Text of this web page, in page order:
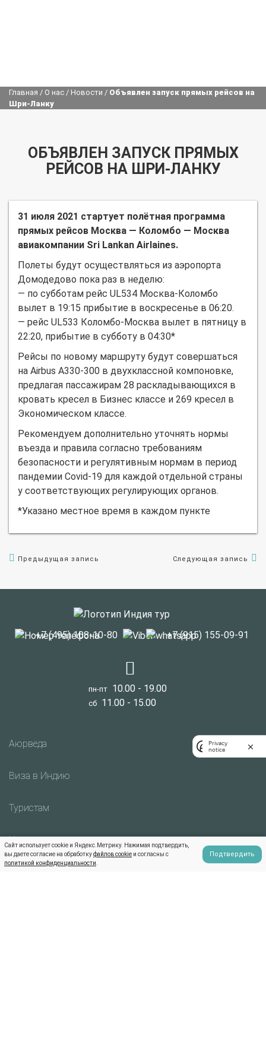
Главная / О нас / Новости / Объявлен запуск прямых рейсов на
Шри-Ланку
ОБЪЯВЛЕН ЗАПУСК ПРЯМЫХ
РЕЙСОВ НА ШРИ-ЛАНКУ
31 июля 2021 стартует полётная программа
прямых рейсов Москва — Коломбо — Москва
авиакомпании Sri Lankan Airlaines.
Полеты будут осуществляться из аэропорта
Домодедово пока раз в неделю:
— по субботам рейс UL534 Москва-Коломбо
вылет в 19:15 прибытие в воскресенье в 06:20.
— рейс UL533 Коломбо-Москва вылет в пятницу в
22:20, прибытие в субботу в 04:30*
Рейсы по новому маршруту будут совершаться
на Airbus A330-300 в двухклассной компоновке,
предлагая пассажирам 28 раскладывающихся в
кровать кресел в Бизнес классе и 269 кресел в
Экономическом классе.
Рекомендуем дополнительно уточнять нормы
въезда и правила согласно требованиям
безопасности и регулятивным нормам в период
пандемии Covid-19 для каждой отдельной страны
у соответствующих регулирующих органов.
*Указано местное время в каждом пункте
Предыдущая запись Следующая запись
+7 (495) 108-10-80 +7 (915) 155-09-91
пн-пт 10.00 - 19.00
сб 11.00 - 15.00
Аюрведа
Виза в Индию
Туристам
Новости
Сайт использует cookie и Яндекс.Метрику. Нажимая подтвердить,
вы даете согласие на обработкуфайлов cookie и согласны с
политикой конфиденциальности
Подтвердить
Privacy
notice